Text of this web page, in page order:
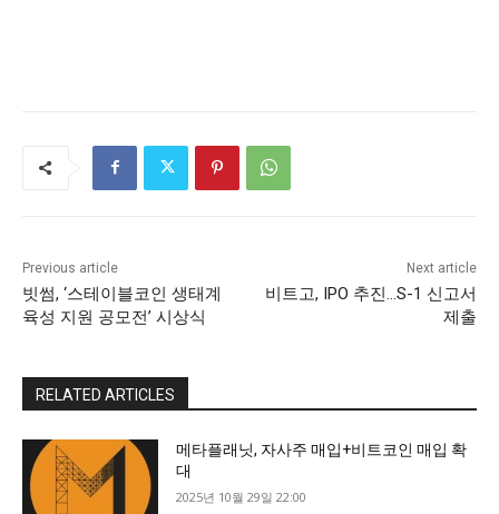
Previous article
빗썸, ‘스테이블코인 생태계
육성 지원 공모전’ 시상식
Next article
비트고, IPO 추진…S-1 신고서
제출
RELATED ARTICLES
메타플래닛, 자사주 매입+비트코인 매입 확
대
2025년 10월 29일 22:00